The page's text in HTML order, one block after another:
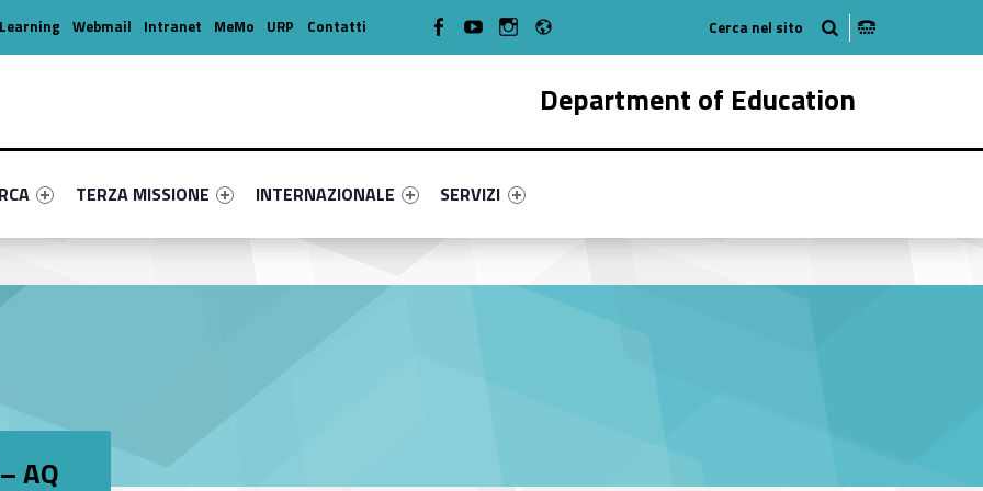
Department of Education
primary-80892-16
#link-menu-primary-65672-39
Link identifier #link-menu-primary-70640-49
TERZA MISSIONE
Link identifier #link-menu-primary-10469-55
INTERNAZIONALE
Link identifier #link-menu-primary-71640-62
SERVIZI
Webmail Intranet MeMo URP Contatti WebMan on FacebookWebMan on YoutubeWebMan on Instagram
AQ